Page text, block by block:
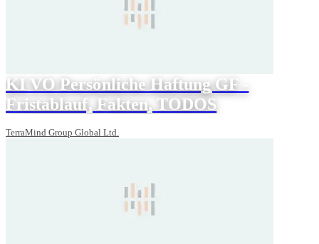
KI VO Persönliche Haftung GF -
Fristablauf, Fakten, TODOS
TerraMind Group Global Ltd.